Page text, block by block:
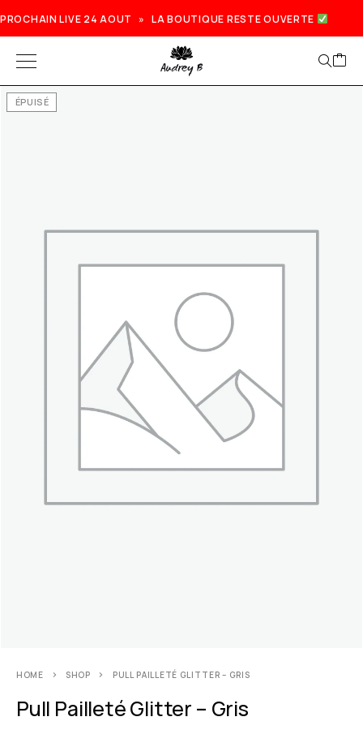
PROCHAIN LIVE 24 AOUT » LA BOUTIQUE RESTE OUVERTE
ÉPUISÉ
HOME SHOP PULL PAILLETÉ GLITTER – GRIS
Pull Pailleté Glitter – Gris